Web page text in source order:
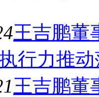
王吉鹏董
行力推
王吉鹏董